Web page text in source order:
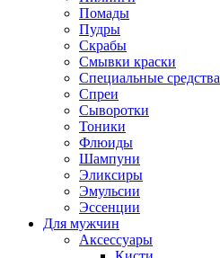
Помады
Пудры
Скрабы
Смывки краски
Специальные средства
Спреи
Сыворотки
Тоники
Флюиды
Шампуни
Эликсиры
Эмульсии
Эссенции
Для мужчин
Аксессуары